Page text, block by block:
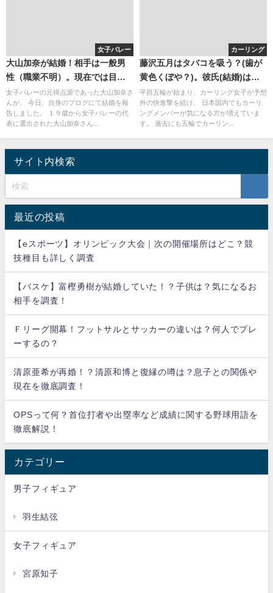
女子バレー
大山加奈が結婚！相手は一般男
性（職業不明）。現在では目の
くまが可愛い大人の女性に！
女子バレーの元得点源であった大山加奈さ
んが、 今日、自身のブログにて結婚を報
告しました。 １９歳から女子バレーの代
表に選出された大山加奈さん...
カーリング
藤沢五月はタバコを吸う？(歯が
黄色くぼや？)。彼氏(結婚)は？
かわいいので韓国で人気！(画像)
平昌五輪が始まり、カーリング女子が予想
外の快進撃を続け、 日本国内でもカーリ
ングメンバーが気になる方が増えていま
す。 過去にも五輪でカーリン...
サイト内検索
最近の投稿
【eスポーツ】オリンピック大会｜次の開催場所はどこ？競
技種目も詳しく調査
【バスケ】富樫勇樹が結婚していた！？子供は？気になるお
相手を調査！
Ｆリーグ開幕！フットサルとサッカーの違いは？何人でプレ
ーするの？
清原亜希が再婚！？清原和博と復縁の噂は？息子との関係や
現在を徹底調査！
OPSって何？首位打者や出塁率など成績に関する野球用語を
徹底解説！
カテゴリー
男子フィギュア
羽生結弦
女子フィギュア
宮原知子